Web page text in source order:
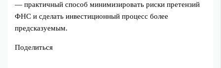
— практичный способ минимизировать риски претензий
ФНС и сделать инвестиционный процесс более
предсказуемым.
Поделиться